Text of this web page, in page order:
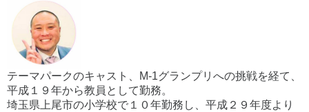
テーマパークのキャスト、M-1グランプリへの挑戦を経て、
平成１９年から教員として勤務。
埼玉県上尾市の小学校で１０年勤務し、平成２９年度より